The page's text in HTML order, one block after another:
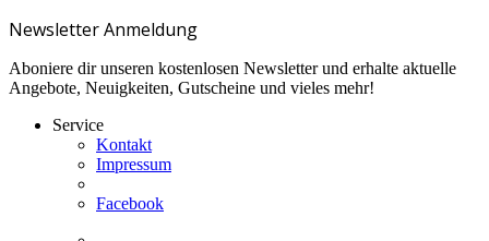
Newsletter Anmeldung
Aboniere dir unseren kostenlosen Newsletter und erhalte aktuelle
Angebote, Neuigkeiten, Gutscheine und vieles mehr!
Service
Kontakt
Impressum
Facebook